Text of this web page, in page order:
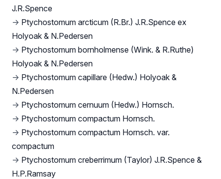
J.R.Spence
→ Ptychostomum arcticum (R.Br.) J.R.Spence ex
Holyoak & N.Pedersen
→ Ptychostomum bornholmense (Wink. & R.Ruthe)
Holyoak & N.Pedersen
→ Ptychostomum capillare (Hedw.) Holyoak &
N.Pedersen
→ Ptychostomum cernuum (Hedw.) Hornsch.
→ Ptychostomum compactum Hornsch.
→ Ptychostomum compactum Hornsch. var.
compactum
→ Ptychostomum creberrimum (Taylor) J.R.Spence &
H.P.Ramsay